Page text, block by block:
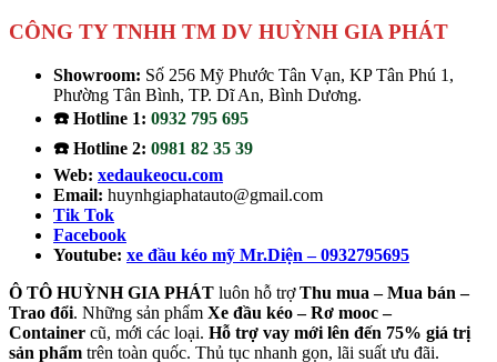
CÔNG TY TNHH TM DV HUỲNH GIA PHÁT
Showroom: Số 256 Mỹ Phước Tân Vạn, KP Tân Phú 1,
Phường Tân Bình, TP. Dĩ An, Bình Dương.
☎️ Hotline 1: 0932 795 695
☎️ Hotline 2: 0981 82 35 39
Web: xedaukeocu.com
Email: huynhgiaphatauto@gmail.com
Tik Tok
Facebook
Youtube: xe đầu kéo mỹ Mr.Diện – 0932795695
Ô TÔ HUỲNH GIA PHÁT luôn hỗ trợThu mua – Mua bán –
Trao đổi. Những sản phẩm Xe đầu kéo – Rơ mooc –
Container cũ, mới các loại. Hỗ trợ vay mới lên đến 75% giá trị
sản phẩm trên toàn quốc. Thủ tục nhanh gọn, lãi suất ưu đãi.